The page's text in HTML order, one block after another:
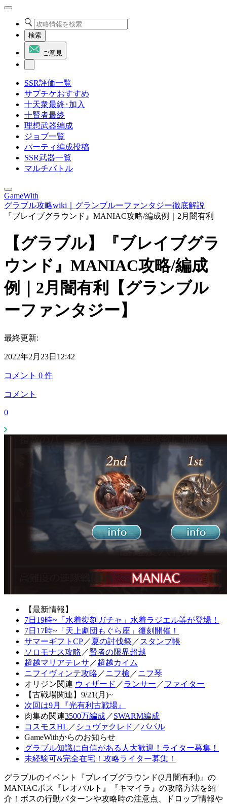
検索
ご意見
SSR評価一覧
サプチケおすすめ
十天衆最終･加入
十賢者最終
理想武器編成
ジョブ一覧
パーティ編成投稿
SSR武器一覧
マルチバトル
GameWith
グラブル攻略wiki｜グランブルーファンタジー徹底解説
『ブレイブグラウンド』MANIAC攻略/編成例｜2月闇有利
【グラブル】『ブレイブグラ
ウンド』MANIAC攻略/編成
例｜2月闇有利【グランブル
ーファンタジー】
最終更新:
2022年2月23日12:42
コメント 0 件
コメント
0
【最新情報】
7日19時~「水着復刻ガチャ」水着ラジエル等が登場！
7日17時~「天上劇団もぐら座」復刻開催！
サマーギフトCP／夏の討伐祭 ／ スタンプ帳
ソロモナス攻略 ／賢者の限界超越
超越マリアテレサ ／超越カイム
ニフイヴィンテ攻略 ／ニフ槍 ／ニフ琴
オリジン関連 ウィザード ／ランサー ／ファイター
【古戦場関連】9/21(月)~
次回は9月『光有利古戦場』
肉集め関連3500万編成／SWARM編成
コスモスHL ／ シュヴァクレド ／パパル
GameWithからのお知らせ
グラブル知識に自信がある人大歓迎！ライター募集！
未経験可&完全在宅！攻略ライター募集！
グラブルのイベント『ブレイブグラウンド(2月闇有利)』の
MANIACボス『レオパルト』『キマイラ』の攻略方法を紹
介！ボスの行動パターンや攻略時の注意点、ドロップ情報や